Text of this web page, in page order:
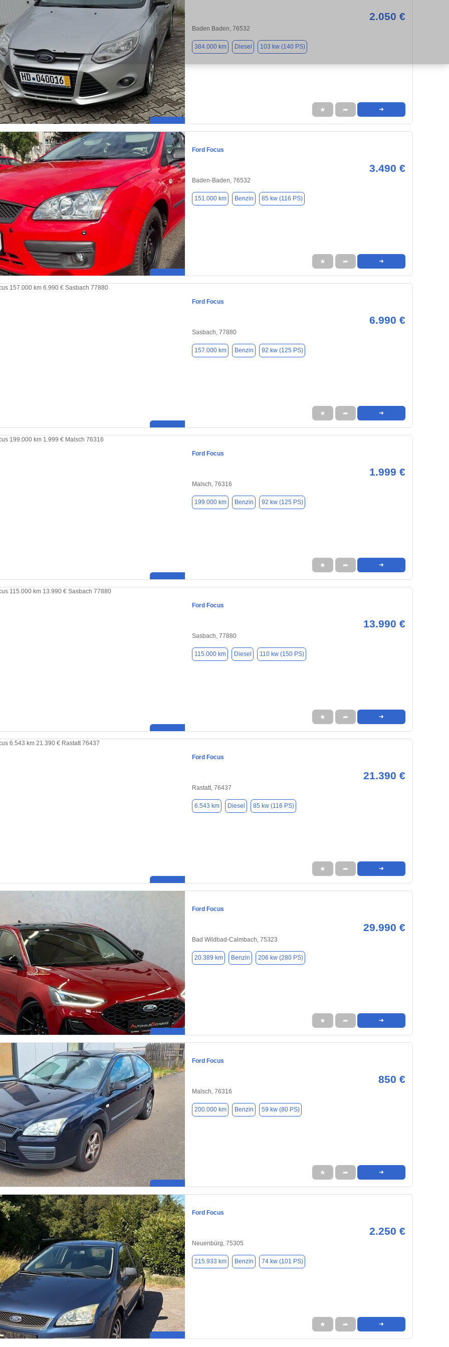
2.050 €
Baden Baden, 76532
384.000 km Diesel 103 kw (140 PS)
★ ➦ ➜
Ford Focus
3.490 €
Baden-Baden, 76532
151.000 km Benzin 85 kw (116 PS)
★ ➦ ➜
Ford Focus
6.990 €
Sasbach, 77880
157.000 km Benzin 92 kw (125 PS)
★ ➦ ➜
Ford Focus
1.999 €
Malsch, 76316
199.000 km Benzin 92 kw (125 PS)
★ ➦ ➜
Ford Focus
13.990 €
Sasbach, 77880
115.000 km Diesel 110 kw (150 PS)
★ ➦ ➜
Ford Focus
21.390 €
Rastatt, 76437
6.543 km Diesel 85 kw (116 PS)
★ ➦ ➜
Ford Focus
29.990 €
Bad Wildbad-Calmbach, 75323
20.389 km Benzin 206 kw (280 PS)
★ ➦ ➜
Ford Focus
850 €
Malsch, 76316
200.000 km Benzin 59 kw (80 PS)
★ ➦ ➜
Ford Focus
2.250 €
Neuenbürg, 75305
215.933 km Benzin 74 kw (101 PS)
★ ➦ ➜